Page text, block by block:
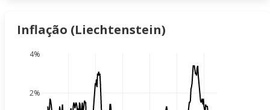
Inflação (Liechtenstein)
2%
4%